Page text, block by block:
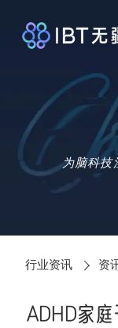
为脑科技
行业资讯 资
ADHD家